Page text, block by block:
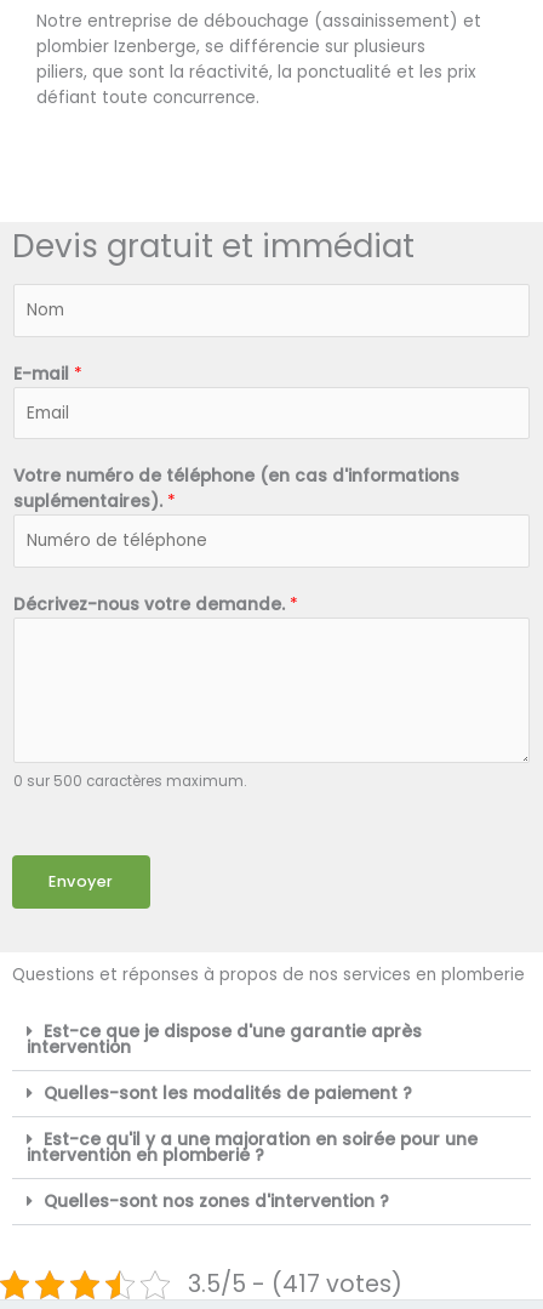
Notre entreprise de débouchage (assainissement) et
plombier Izenberge, se différencie sur plusieurs
piliers, que sont la réactivité, la ponctualité et les prix
défiant toute concurrence.
Devis gratuit et immédiat
*
E-mail *
Votre numéro de téléphone (en cas d'informations
suplémentaires). *
Décrivez-nous votre demande. *
0 sur 500 caractères maximum.
Envoyer
Questions et réponses à propos de nos services en plomberie
Est-ce que je dispose d'une garantie après
intervention
Quelles-sont les modalités de paiement ?
Est-ce qu'il y a une majoration en soirée pour une
intervention en plomberie ?
Quelles-sont nos zones d'intervention ?
3.5/5 - (417 votes)